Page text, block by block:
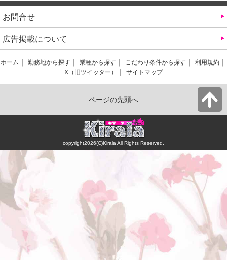
お問合せ
広告掲載について
ホーム 勤務地から探す 業種から探す こだわり条件から探す
利用規約
X（旧ツイッター）
サイトマップ
ページの先頭へ
copyright2026(C)Kirala All Rights Reserved.